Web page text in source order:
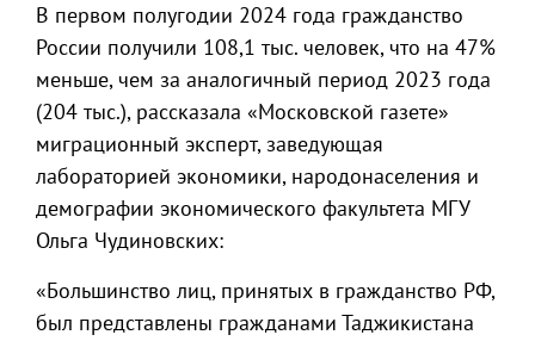
В первом полугодии 2024 года гражданство
России получили 108,1 тыс. человек, что на 47%
меньше, чем за аналогичный период 2023 года
(204 тыс.), рассказала «Московской газете»
миграционный эксперт, заведующая
лабораторией экономики, народонаселения и
демографии экономического факультета МГУ
Ольга Чудиновских:
«Большинство лиц, принятых в гражданство РФ,
был представлены гражданами Таджикистана